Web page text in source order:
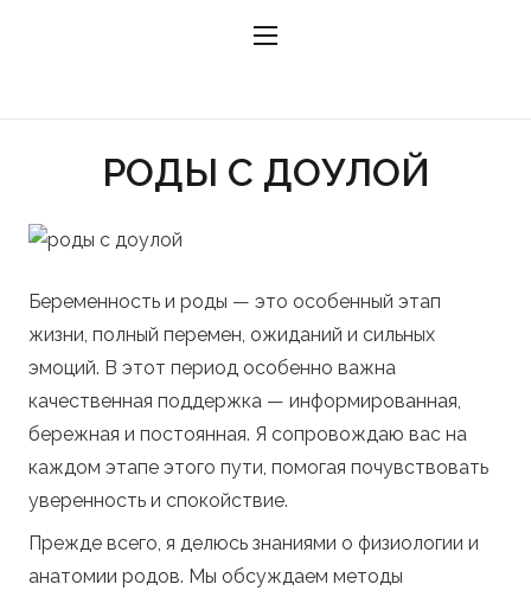
РОДЫ С ДОУЛОЙ
Беременность и роды — это особенный этап
жизни, полный перемен, ожиданий и сильных
эмоций. В этот период особенно важна
качественная поддержка — информированная,
бережная и постоянная. Я сопровождаю вас на
каждом этапе этого пути, помогая почувствовать
уверенность и спокойствие.
Прежде всего, я делюсь знаниями о физиологии и
анатомии родов. Мы обсуждаем методы